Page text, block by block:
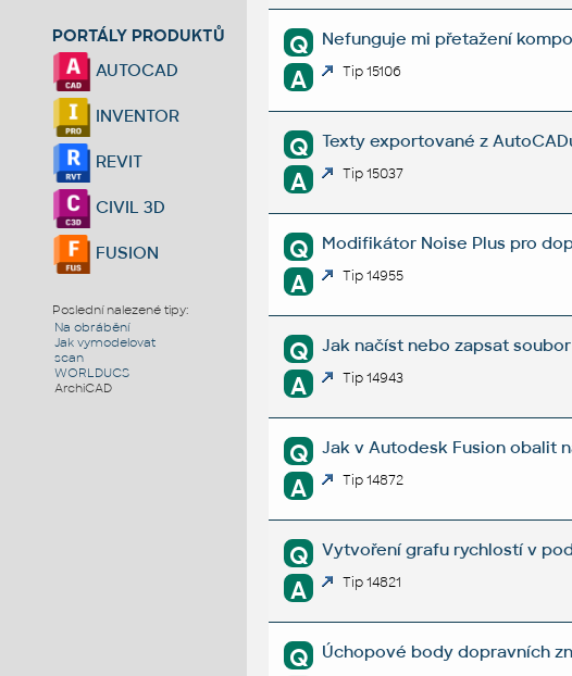
PORTÁLY PRODUKTŮ
AUTOCAD
INVENTOR
REVIT
CIVIL 3D
FUSION
Poslední nalezené tipy:
Na obrábění
Jak vymodelovat
scan
WORLDUCS
ArchiCAD
Q Nefunguje mi přetažení
A Tip 15106
Q Texty exportované z
A Tip 15037
Q Modifikátor Noise Plus pro
A Tip 14955
Q Jak načíst nebo zapsat
A Tip 14943
Q Jak v Autodesk Fusion obalit
A Tip 14872
Q Vytvoření grafu rychlostí v
A Tip 14821
Q Úchopové body dopravních